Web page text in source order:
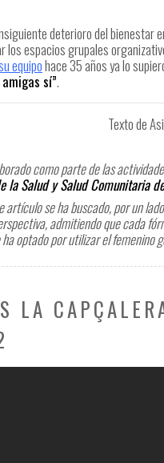
deterioro del bienestar
los espacios grupales
equipohace 35 años ya lo
sí”.
Texto de
como parte de las
la Salud y Salud Comunitaria
artículo se ha buscado, por un
admitiendo que cada
ha optado por utilizar el femenino
LA